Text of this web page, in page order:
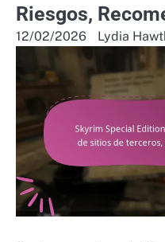
Riesgos,
12/02/2026 Lydia